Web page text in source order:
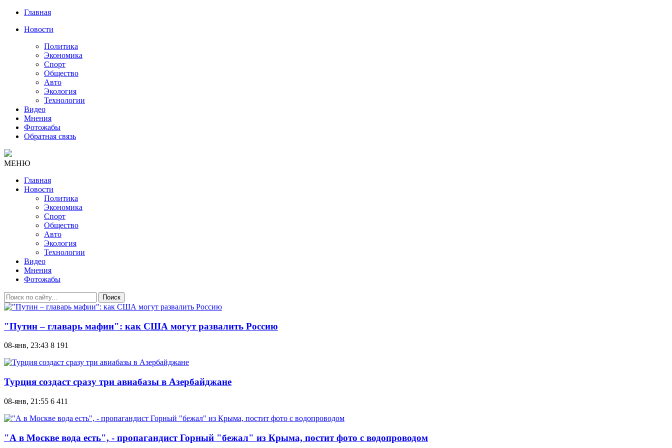
Главная
Новости
Политика
Экономика
Спорт
Общество
Авто
Экология
Технологии
Видео
Мнения
Фотожабы
Обратная связь
МЕНЮ
Главная
Новости
Политика
Экономика
Спорт
Общество
Авто
Экология
Технологии
Видео
Мнения
Фотожабы
Поиск
"Путин – главарь мафии": как США могут развалить Россию
08-янв, 23:43 8 191
Турция создаст сразу три авиабазы в Азербайджане
08-янв, 21:55 6 411
"А в Москве вода есть", - пропагандист Горный "бежал" из Крыма, постит фото с водопроводом